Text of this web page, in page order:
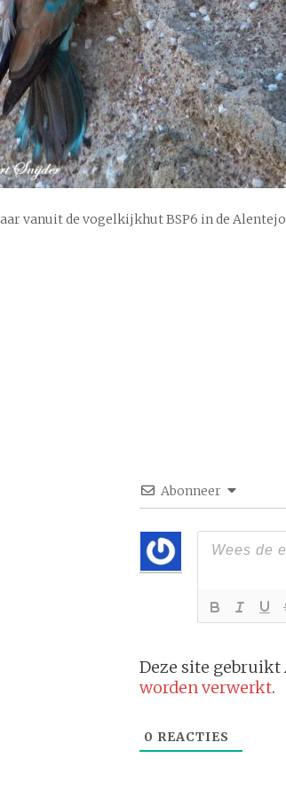
vanuit de vogelkijkhut BSP6 in de
Abonneer
Deze site
worden verwerkt.
0 REACTIES